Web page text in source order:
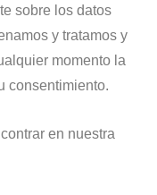
sobre los datos
y tratamos y
momento la
consentimiento.
en nuestra